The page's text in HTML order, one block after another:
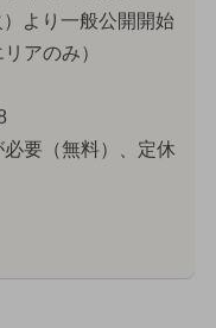
より一般公開開始
アのみ）
要（無料）、定休